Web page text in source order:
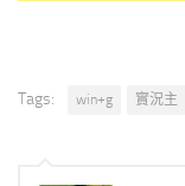
Tags: win+g 實況主